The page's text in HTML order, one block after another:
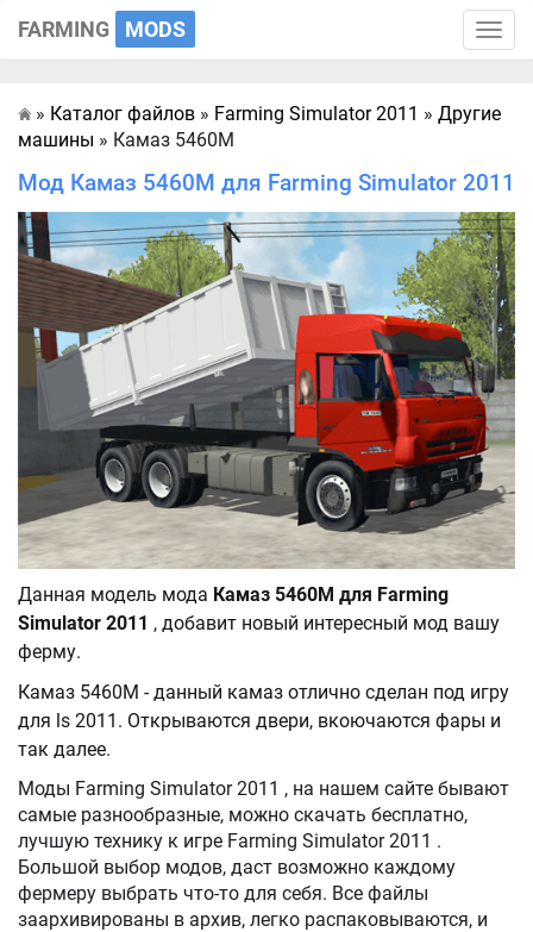
Toggle
FARMING MODS
Главная
» Каталог файлов » Farming Simulator 2011 » Другие
машины » Камаз 5460M
Мод Камаз 5460M для Farming Simulator 2011
Данная модель мода Камаз 5460M для Farming
Simulator 2011 , добавит новый интересный мод вашу
ферму.
Камаз 5460M - данный камаз отлично сделан под игру
для ls 2011. Открываются двери, вкоючаются фары и
так далее.
Моды Farming Simulator 2011 , на нашем сайте бывают
самые разнообразные, можно скачать бесплатно,
лучшую технику к игре Farming Simulator 2011 .
Большой выбор модов, даст возможно каждому
фермеру выбрать что-то для себя. Все файлы
заархивированы в архив, легко распаковываются, и